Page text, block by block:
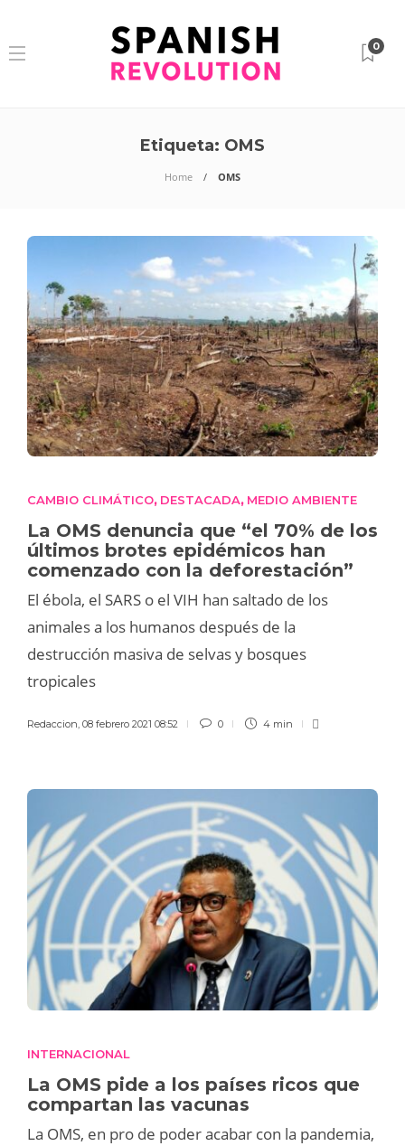
0
Etiqueta: OMS
Home OMS
CAMBIO CLIMÁTICO, DESTACADA, MEDIO AMBIENTE
La OMS denuncia que “el 70% de los
últimos brotes epidémicos han
comenzado con la deforestación”
El ébola, el SARS o el VIH han saltado de los
animales a los humanos después de la
destrucción masiva de selvas y bosques
tropicales
Redaccion, 08 febrero 2021 08:52 0 4 min
INTERNACIONAL
La OMS pide a los países ricos que
compartan las vacunas
La OMS, en pro de poder acabar con la pandemia,